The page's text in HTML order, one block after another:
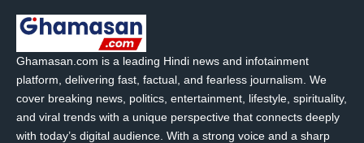
Ghamasan.com is a leading Hindi news and infotainment
platform, delivering fast, factual, and fearless journalism. We
cover breaking news, politics, entertainment, lifestyle, spirituality,
and viral trends with a unique perspective that connects deeply
with today’s digital audience. With a strong voice and a sharp